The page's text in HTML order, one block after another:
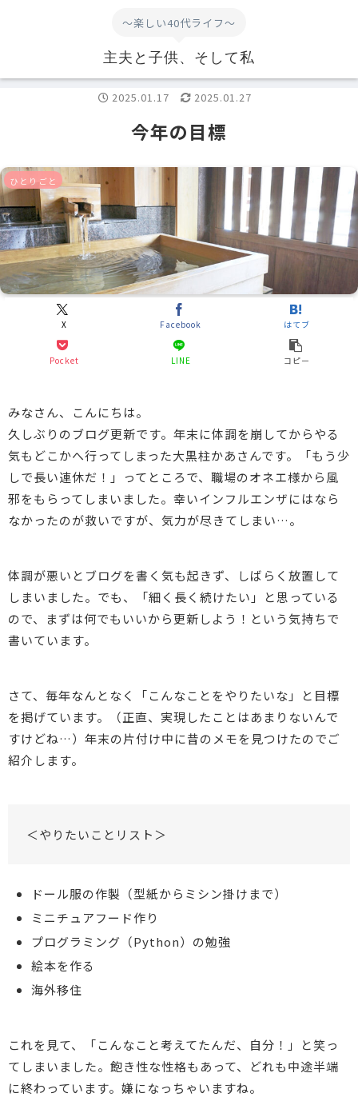
～楽しい40代ライフ～
主夫と子供、そして私
今年の目標
ひとりごと
X Facebook はてブ
Pocket LINE コピー
2025.01.17 2025.01.27
みなさん、こんにちは。
久しぶりのブログ更新です。年末に体調を崩してからやる
気もどこかへ行ってしまった大黒柱かあさんです。「もう少
しで長い連休だ！」ってところで、職場のオネエ様から風
邪をもらってしまいました。幸いインフルエンザにはなら
なかったのが救いですが、気力が尽きてしまい…。
体調が悪いとブログを書く気も起きず、しばらく放置して
しまいました。でも、「細く長く続けたい」と思っている
ので、まずは何でもいいから更新しよう！という気持ちで
書いています。
さて、毎年なんとなく「こんなことをやりたいな」と目標
を掲げています。（正直、実現したことはあまりないんで
すけどね…）年末の片付け中に昔のメモを見つけたのでご
紹介します。
＜やりたいことリスト＞
ドール服の作製（型紙からミシン掛けまで）
ミニチュアフード作り
プログラミング（Python）の勉強
絵本を作る
海外移住
これを見て、「こんなこと考えてたんだ、自分！」と笑っ
てしまいました。飽き性な性格もあって、どれも中途半端
に終わっています。嫌になっちゃいますね。